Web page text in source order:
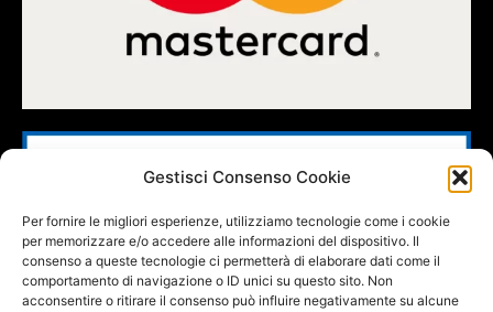
Gestisci Consenso Cookie
Per fornire le migliori esperienze, utilizziamo tecnologie come i cookie
per memorizzare e/o accedere alle informazioni del dispositivo. Il
consenso a queste tecnologie ci permetterà di elaborare dati come il
comportamento di navigazione o ID unici su questo sito. Non
acconsentire o ritirare il consenso può influire negativamente su alcune